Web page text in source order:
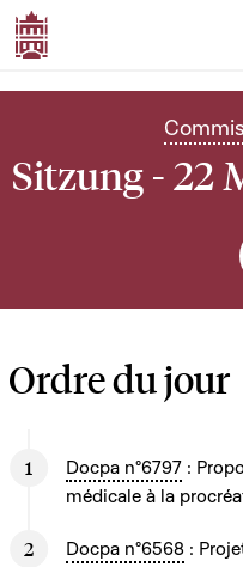
Sitzung - 22
Ordre du jour
Docpa n°6797 :
médicale à la
Docpa n°6568 :